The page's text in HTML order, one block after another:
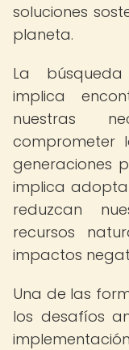
soluciones
planeta.
La
implica
nuestras
comprometer
generaciones
implica
reduzcan
recursos
impactos
Una de las
los desafíos